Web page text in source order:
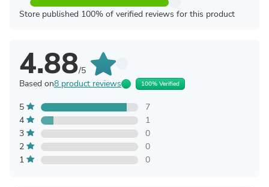
Store published 100% of verified reviews for this product
4.88/5
Based on8 product reviews 100% Verified
5
7
4
1
3
0
2
0
1
0